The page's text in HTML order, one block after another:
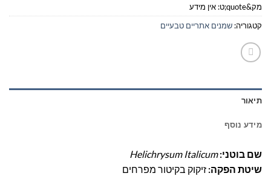
מק&quote;ט:
אין מידע
קטגוריה: שמנים אתריים טבעיים
תיאור
מידע נוסף
שם בוטני: Helichrysum Italicum
שיטת הפקה: זיקוק בקיטור מפרחים